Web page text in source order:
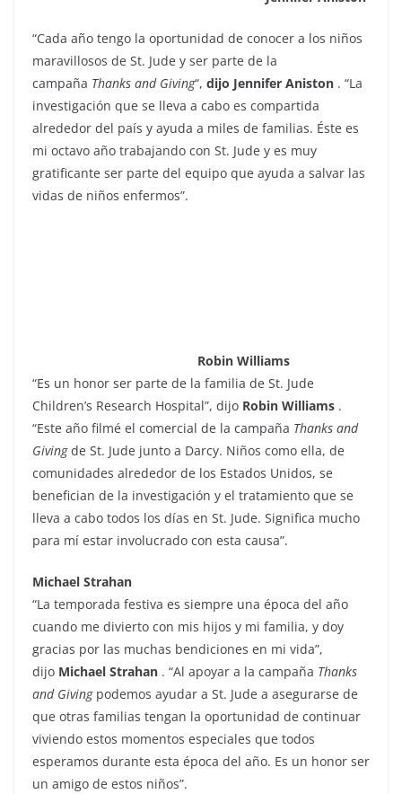
“Cada año tengo la oportunidad de conocer a los niños
maravillosos de St. Jude y ser parte de la
campaña Thanks and Giving“, dijo Jennifer Aniston . “La
investigación que se lleva a cabo es compartida
alrededor del país y ayuda a miles de familias. Éste es
mi octavo año trabajando con St. Jude y es muy
gratificante ser parte del equipo que ayuda a salvar las
vidas de niños enfermos”.
Robin Williams
“Es un honor ser parte de la familia de St. Jude
Children’s Research Hospital”, dijo Robin Williams .
“Este año filmé el comercial de la campaña Thanks and
Givingde St. Jude junto a Darcy. Niños como ella, de
comunidades alrededor de los Estados Unidos, se
benefician de la investigación y el tratamiento que se
lleva a cabo todos los días en St. Jude. Significa mucho
para mí estar involucrado con esta causa”.
Michael Strahan
“La temporada festiva es siempre una época del año
cuando me divierto con mis hijos y mi familia, y doy
gracias por las muchas bendiciones en mi vida”,
dijo Michael Strahan . “Al apoyar a la campaña Thanks
and Givingpodemos ayudar a St. Jude a asegurarse de
que otras familias tengan la oportunidad de continuar
viviendo estos momentos especiales que todos
esperamos durante esta época del año. Es un honor ser
un amigo de estos niños”.